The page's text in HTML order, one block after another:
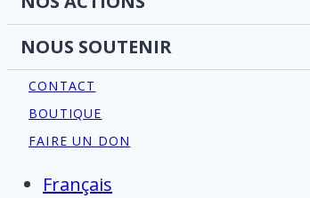
NOUS SOUTENIR
CONTACT
BOUTIQUE
FAIRE UN DON
Français